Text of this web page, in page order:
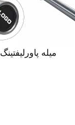
میله پاورلیفتینگ